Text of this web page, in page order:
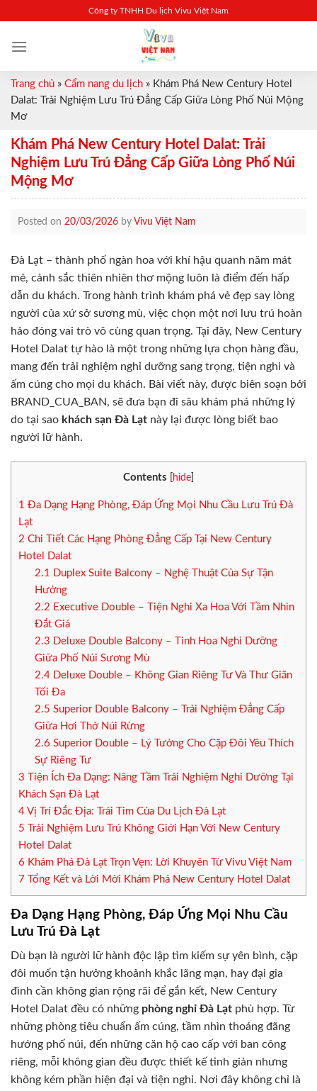
content
Công ty TNHH Du lịch Vivu Việt Nam
Trang chủ » Cẩm nang du lịch » Khám Phá New Century Hotel
Dalat: Trải Nghiệm Lưu Trú Đẳng Cấp Giữa Lòng Phố Núi Mộng
Mơ
Khám Phá New Century Hotel Dalat: Trải
Nghiệm Lưu Trú Đẳng Cấp Giữa Lòng Phố Núi
Mộng Mơ
Posted on 20/03/2026 by Vivu Việt Nam
Đà Lạt – thành phố ngàn hoa với khí hậu quanh năm mát
mẻ, cảnh sắc thiên nhiên thơ mộng luôn là điểm đến hấp
dẫn du khách. Trong hành trình khám phá vẻ đẹp say lòng
người của xứ sở sương mù, việc chọn một nơi lưu trú hoàn
hảo đóng vai trò vô cùng quan trọng. Tại đây, New Century
Hotel Dalat tự hào là một trong những lựa chọn hàng đầu,
mang đến trải nghiệm nghỉ dưỡng sang trọng, tiện nghi và
ấm cúng cho mọi du khách. Bài viết này, được biên soạn bởi
BRAND_CUA_BAN, sẽ đưa bạn đi sâu khám phá những lý
do tại sao khách sạn Đà Lạt này lại được lòng biết bao
người lữ hành.
Contents hide
1 Đa Dạng Hạng Phòng, Đáp Ứng Mọi Nhu Cầu Lưu Trú Đà
Lạt
2 Chi Tiết Các Hạng Phòng Đẳng Cấp Tại New Century
Hotel Dalat
2.1
Duplex Suite Balcony – Nghệ Thuật Của Sự Tận
Hưởng
2.2 Executive Double – Tiện Nghi Xa Hoa Với Tầm Nhìn
Đắt Giá
2.3 Deluxe Double Balcony – Tinh Hoa Nghỉ Dưỡng
Giữa Phố Núi Sương Mù
2.4Deluxe Double – Không Gian Riêng Tư Và Thư Giãn
Tối Đa
2.5 Superior Double Balcony – Trải Nghiệm Đẳng Cấp
Giữa Hơi Thở Núi Rừng
2.6 Superior Double – Lý Tưởng Cho Cặp Đôi Yêu Thích
Sự Riêng Tư
3 Tiện Ích Đa Dạng: Nâng Tầm Trải Nghiệm Nghỉ Dưỡng Tại
Khách Sạn Đà Lạt
4 Vị Trí Đắc Địa: Trái Tim Của Du Lịch Đà Lạt
5 Trải Nghiệm Lưu Trú Không Giới Hạn Với New Century
Hotel Dalat
6 Khám Phá Đà Lạt Trọn Vẹn: Lời Khuyên Từ Vivu Việt Nam
7 Tổng Kết và Lời Mời Khám Phá New Century Hotel Dalat
Đa Dạng Hạng Phòng, Đáp Ứng Mọi Nhu Cầu
Lưu Trú Đà Lạt
Dù bạn là người lữ hành độc lập tìm kiếm sự yên bình, cặp
đôi muốn tận hưởng khoảnh khắc lãng mạn, hay đại gia
đình cần không gian rộng rãi để gắn kết, New Century
Hotel Dalat đều có những phòng nghỉ Đà Lạt phù hợp. Từ
những phòng tiêu chuẩn ấm cúng, tầm nhìn thoáng đãng
hướng phố núi, đến những căn hộ cao cấp với ban công
riêng, mỗi không gian đều được thiết kế tinh giản nhưng
không kém phần hiện đại và tiện nghi. Nơi đây không chỉ là